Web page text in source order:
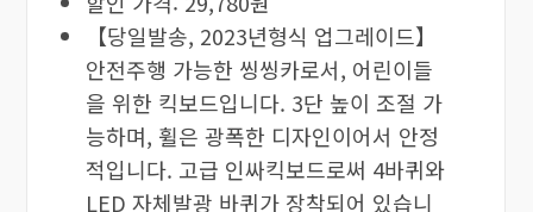
【당일발송, 2023년형식 업그레이드】
안전주행 가능한 씽씽카로서, 어린이들
을 위한 킥보드입니다. 3단 높이 조절 가
능하며, 휠은 광폭한 디자인이어서 안정
적입니다. 고급 인싸킥보드로써 4바퀴와
LED 자체발광 바퀴가 장착되어 있습니